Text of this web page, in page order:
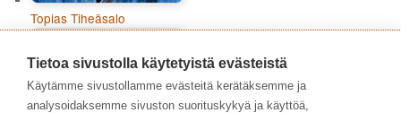
Topias Tiheäsalo
Tietoa sivustolla käytetyistä evästeistä
Käytämme sivustollamme evästeitä kerätäksemme ja
analysoidaksemme sivuston suorituskykyä ja käyttöä,